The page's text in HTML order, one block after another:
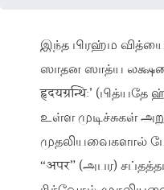
இந்த பிரஹ்ம
ஸாதன ஸாத்ய
हृदयग्रन्थिः’
உள்ள முடிச்சுகள்
முதலியவைகளால்
“अपर” (அபர)